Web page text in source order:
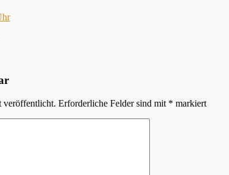
veröffentlicht. Erforderliche Felder sind mit * markiert